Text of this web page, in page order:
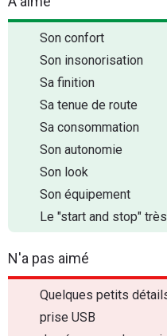
Son confort
Son insonorisation
Sa finition
Sa tenue de route
Sa consommation
Son autonomie
Son look
Son équipement
Le "start and stop"
N'a pas aimé
Quelques petits
prise USB